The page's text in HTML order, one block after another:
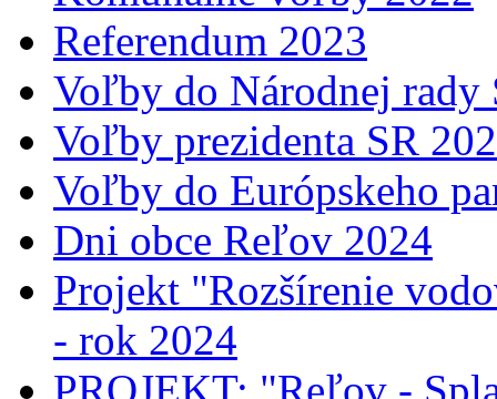
Referendum 2023
Voľby do Národnej rady
Voľby prezidenta SR
Voľby do Európskeho
Dni obce Reľov 2024
Projekt "Rozšírenie
- rok 2024